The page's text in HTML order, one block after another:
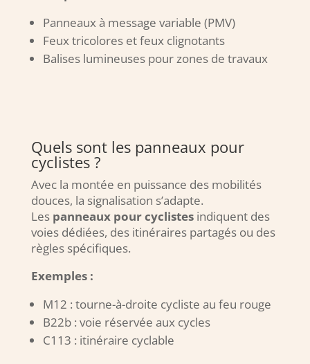
Panneaux à message variable (PMV)
Feux tricolores et feux clignotants
Balises lumineuses pour zones de travaux
Quels sont les panneaux pour
cyclistes ?
Avec la montée en puissance des mobilités
douces, la signalisation s’adapte.
Les panneaux pour cyclistesindiquent des
voies dédiées, des itinéraires partagés ou des
règles spécifiques.
Exemples :
M12 : tourne-à-droite cycliste au feu rouge
B22b : voie réservée aux cycles
C113 : itinéraire cyclable